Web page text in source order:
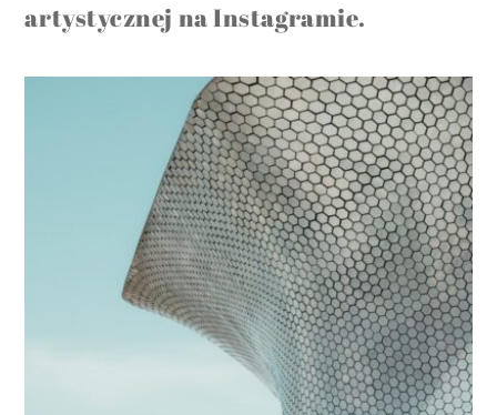
artystycznej na Instagramie.